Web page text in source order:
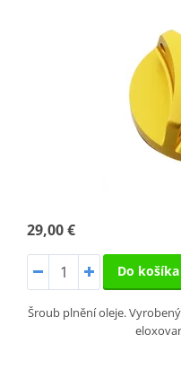
29,00 €
Do košíka
Šroub plnění oleje.